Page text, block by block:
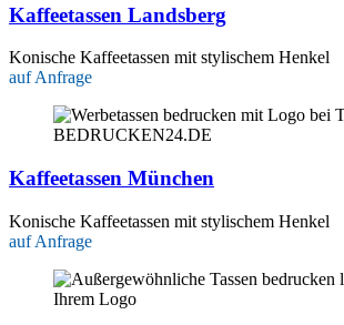
Kaffeetassen Landsberg
Konische Kaffeetassen mit stylischem Henkel
auf Anfrage
Kaffeetassen München
Konische Kaffeetassen mit stylischem Henkel
auf Anfrage